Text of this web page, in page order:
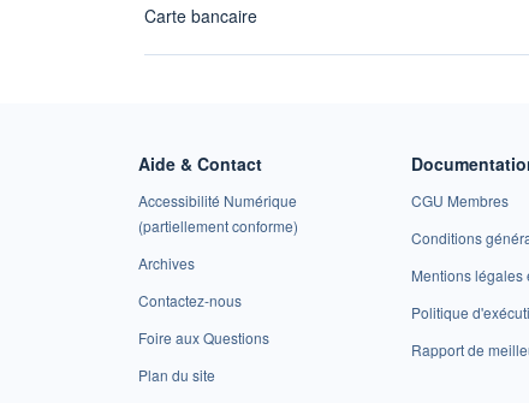
Carte bancaire
Aide & Contact
Accessibilité Numérique
(partiellement conforme)
Archives
Contactez-nous
Foire aux Questions
Plan du site
CGU Membres
Conditions
Mentions légales
Politique
Rapport de